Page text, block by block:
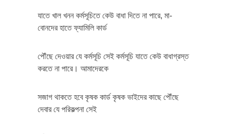
যাতে খাল খনন কর্মসূচিতে কেউ বাধা দিতে না পারে, মা-
বোনদের হাতে ফ্যামিলি কার্ড
পৌঁছে দেওয়ার যে কর্মসূচি সেই কর্মসূচি যাতে কেউ বাধাগ্রস্ত
করতে না পারে। আমাদেরকে
সজাগ থাকতে হবে কৃষক কার্ড কৃষক ভাইদের কাছে পৌঁছে
দেবার যে পরিকল্পনা সেই